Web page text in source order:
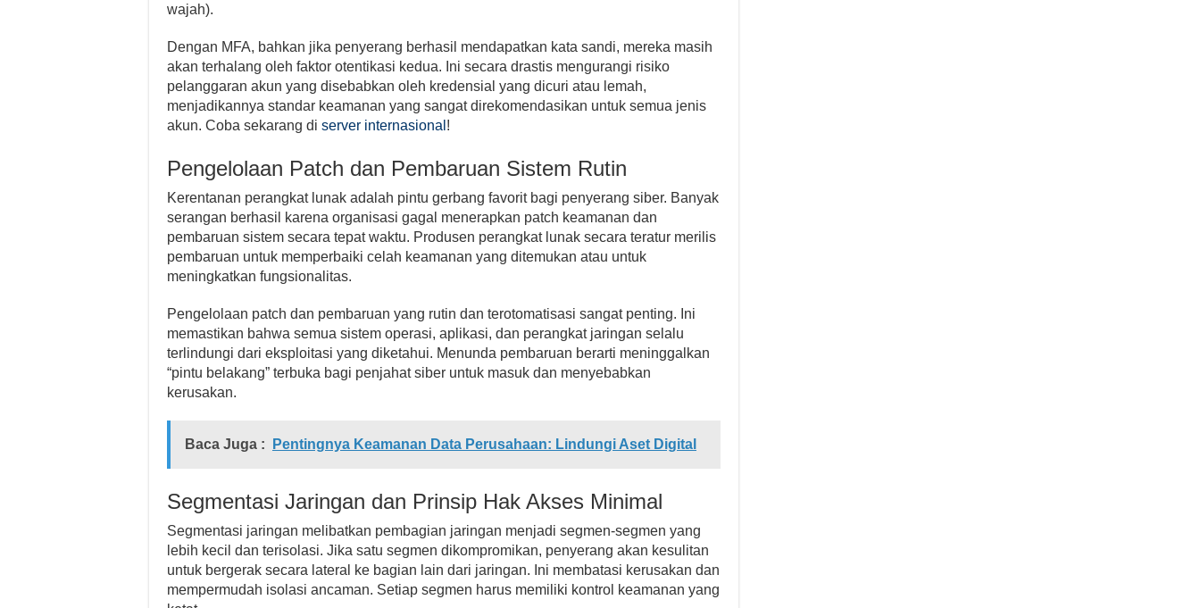
wajah).
Dengan MFA, bahkan jika penyerang berhasil mendapatkan kata sandi, mereka masih
akan terhalang oleh faktor otentikasi kedua. Ini secara drastis mengurangi risiko
pelanggaran akun yang disebabkan oleh kredensial yang dicuri atau lemah,
menjadikannya standar keamanan yang sangat direkomendasikan untuk semua jenis
akun. Coba sekarang di server internasional !
Pengelolaan Patch dan Pembaruan Sistem Rutin
Kerentanan perangkat lunak adalah pintu gerbang favorit bagi penyerang siber. Banyak
serangan berhasil karena organisasi gagal menerapkan patch keamanan dan
pembaruan sistem secara tepat waktu. Produsen perangkat lunak secara teratur merilis
pembaruan untuk memperbaiki celah keamanan yang ditemukan atau untuk
meningkatkan fungsionalitas.
Pengelolaan patch dan pembaruan yang rutin dan terotomatisasi sangat penting. Ini
memastikan bahwa semua sistem operasi, aplikasi, dan perangkat jaringan selalu
terlindungi dari eksploitasi yang diketahui. Menunda pembaruan berarti meninggalkan
“pintu belakang” terbuka bagi penjahat siber untuk masuk dan menyebabkan
kerusakan.
Baca Juga : Pentingnya Keamanan Data Perusahaan: Lindungi Aset Digital
Segmentasi Jaringan dan Prinsip Hak Akses Minimal
Segmentasi jaringan melibatkan pembagian jaringan menjadi segmen-segmen yang
lebih kecil dan terisolasi. Jika satu segmen dikompromikan, penyerang akan kesulitan
untuk bergerak secara lateral ke bagian lain dari jaringan. Ini membatasi kerusakan dan
mempermudah isolasi ancaman. Setiap segmen harus memiliki kontrol keamanan yang